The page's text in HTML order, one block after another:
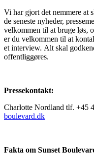
Vi har gjort det nemmere at
de seneste nyheder,
velkommen til at bruge løs,
er du velkommen til at
et interview. Alt skal
offentliggøres.
Pressekontakt:
Charlotte Nordland tlf. +45
boulevard.dk
Fakta om Sunset